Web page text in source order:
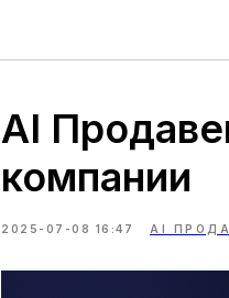
AI
компании
2025-07-08 16:47 AI